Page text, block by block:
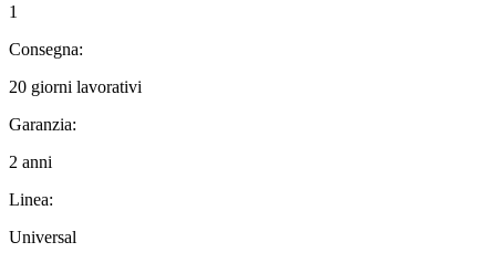
1
Consegna:
20 giorni lavorativi
Garanzia:
2 anni
Linea:
Universal